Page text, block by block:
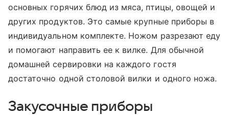
основных горячих блюд из мяса, птицы, овощей и
других продуктов. Это самые крупные приборы в
индивидуальном комплекте. Ножом разрезают еду
и помогают направить ее к вилке. Для обычной
домашней сервировки на каждого гостя
достаточно одной столовой вилки и одного ножа.
Закусочные приборы